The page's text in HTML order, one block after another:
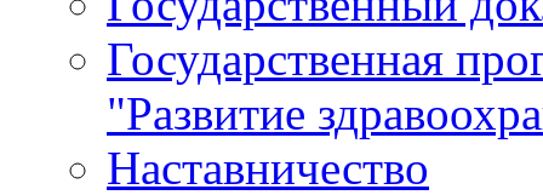
Государственная
"Развитие
Наставничество